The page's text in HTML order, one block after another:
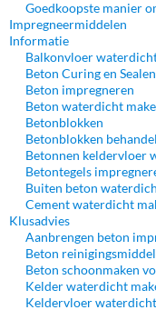
Goedkoopste manier
Impregneermiddelen
Informatie
Balkonvloer
Beton Curing en Sealen
Beton impregneren
Beton waterdicht
Betonblokken
Betonblokken
Betonnen keldervloer
Betontegels
Buiten beton
Cement waterdicht
Klusadvies
Aanbrengen beton
Beton
Beton schoonmaken
Kelder waterdicht
Keldervloer